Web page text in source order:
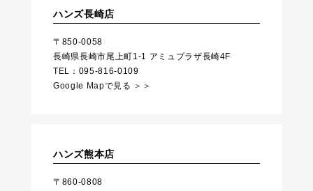
ハンズ長崎店
〒850-0058
長崎県長崎市尾上町1-1 アミュプラザ長崎4F
TEL：095-816-0109
Google Mapで見る ＞＞
ハンズ熊本店
〒860-0808